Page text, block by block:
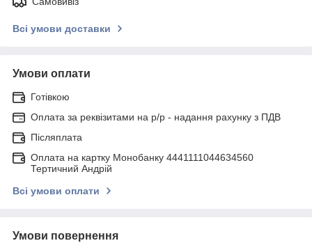
Всі умови доставки
Умови оплати
Готівкою
Оплата за реквізитами на р/р - надання рахунку з ПДВ
Післяплата
Оплата на картку Монобанку 4441111044634560
Тертичний Андрій
Всі умови оплати
Умови повернення